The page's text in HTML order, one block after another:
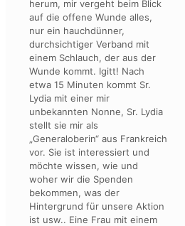
herum, mir vergeht beim Blick
auf die offene Wunde alles,
nur ein hauchdünner,
durchsichtiger Verband mit
einem Schlauch, der aus der
Wunde kommt. Igitt! Nach
etwa 15 Minuten kommt Sr.
Lydia mit einer mir
unbekannten Nonne, Sr. Lydia
stellt sie mir als
„Generaloberin“ aus Frankreich
vor. Sie ist interessiert und
möchte wissen, wie und
woher wir die Spenden
bekommen, was der
Hintergrund für unsere Aktion
ist usw.. Eine Frau mit einem